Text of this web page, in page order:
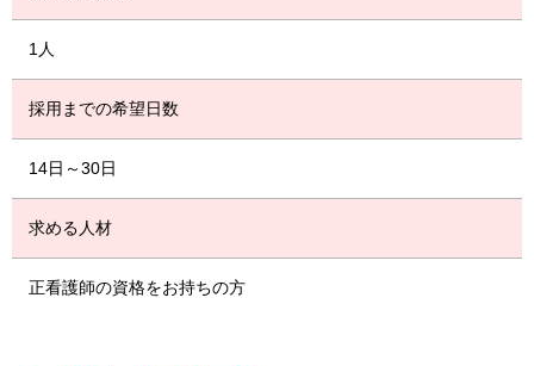
1人
採用までの希望日数
14日～30日
求める人材
正看護師の資格をお持ちの方